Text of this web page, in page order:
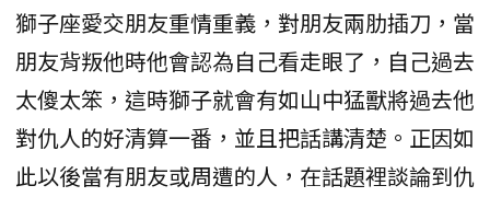
獅子座愛交朋友重情重義，對朋友兩肋插刀，當
朋友背叛他時他會認為自己看走眼了，自己過去
太傻太笨，這時獅子就會有如山中猛獸將過去他
對仇人的好清算一番，並且把話講清楚。正因如
此以後當有朋友或周遭的人，在話題裡談論到仇